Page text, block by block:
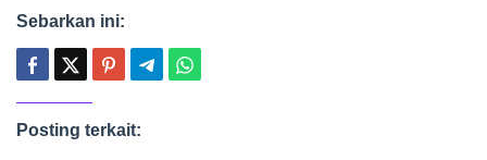
Sebarkan ini:
Posting terkait: